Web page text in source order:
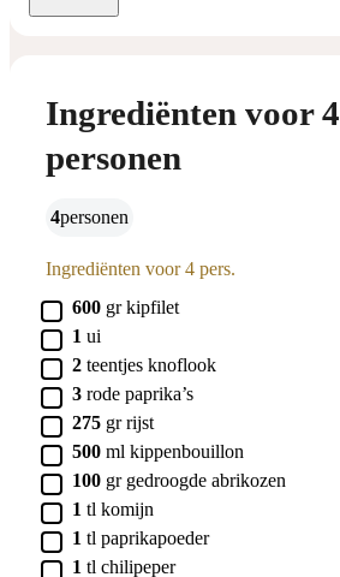
Ingrediënten voor 4
personen
4 personen
Ingrediënten voor 4 pers.
▢
600 gr kipfilet
▢
1 ui
▢
2 teentjes knoflook
▢
3 rode paprika’s
▢
275 gr rijst
▢
500 ml kippenbouillon
▢
100 gr gedroogde abrikozen
▢
1 tl komijn
▢
1 tl paprikapoeder
▢
1 tl chilipeper